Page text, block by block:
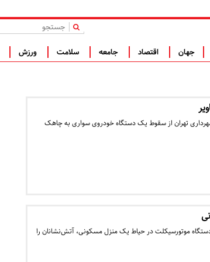
|
جهان اقتصاد جامعه سلامت ورزش
تهران از سقوط یک دستگاه خودروی سواری به چاهک
پایانی سه‌شنبه شب حریق ناگهانی ۱۵ دستگاه موتورسیکلت در حیاط یک منزل مسکونی، آتش‌نشانان را